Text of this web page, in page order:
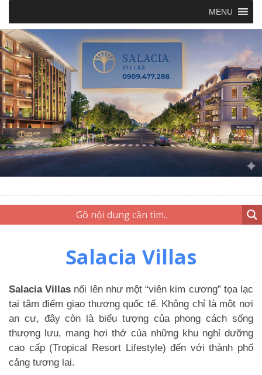
MENU
Salacia Villas
Salacia Villas nổi lên như một “viên kim cương” tọa lạc
tại tâm điểm giao thương quốc tế. Không chỉ là một nơi
an cư, đây còn là biểu tượng của phong cách sống
thượng lưu, mang hơi thở của những khu nghỉ dưỡng
cao cấp (Tropical Resort Lifestyle) đến với thành phố
cảng tương lai.